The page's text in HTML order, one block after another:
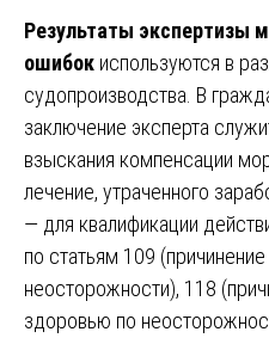
Результаты экспертизы
ошибок используются в
судопроизводства. В
заключение эксперта
взыскания компенсации
лечение, утраченного
— для квалификации
по статьям 109
неосторожности), 118
здоровью по